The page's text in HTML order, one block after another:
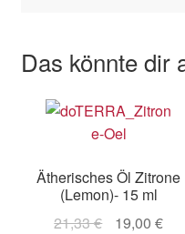
Das könnte dir
Ätherisches Öl Zitrone
(Lemon)- 15 ml
21,33€ 19,00€